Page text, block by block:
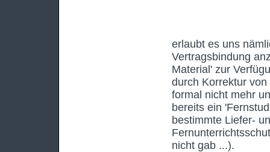
erlaubt es uns
Vertragsbindung
Material' zur
durch Korrektur
formal nicht mehr
bereits ein
bestimmte Liefer-
nicht gab ...).